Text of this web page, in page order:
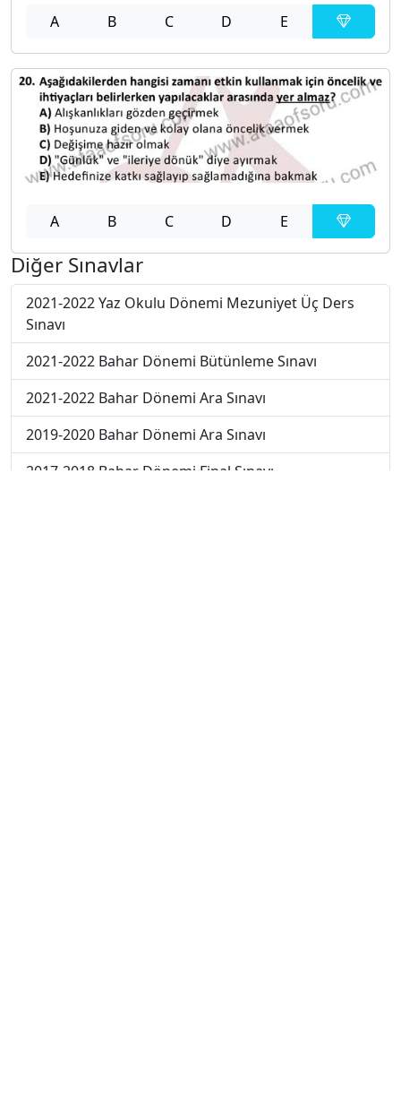
A B C D E
A B C D E
Diğer Sınavlar
2021-2022 Yaz Okulu Dönemi Mezuniyet Üç Ders
Sınavı
2021-2022 Bahar Dönemi Bütünleme Sınavı
2021-2022 Bahar Dönemi Ara Sınavı
2019-2020 Bahar Dönemi Ara Sınavı
2017-2018 Bahar Dönemi Final Sınavı